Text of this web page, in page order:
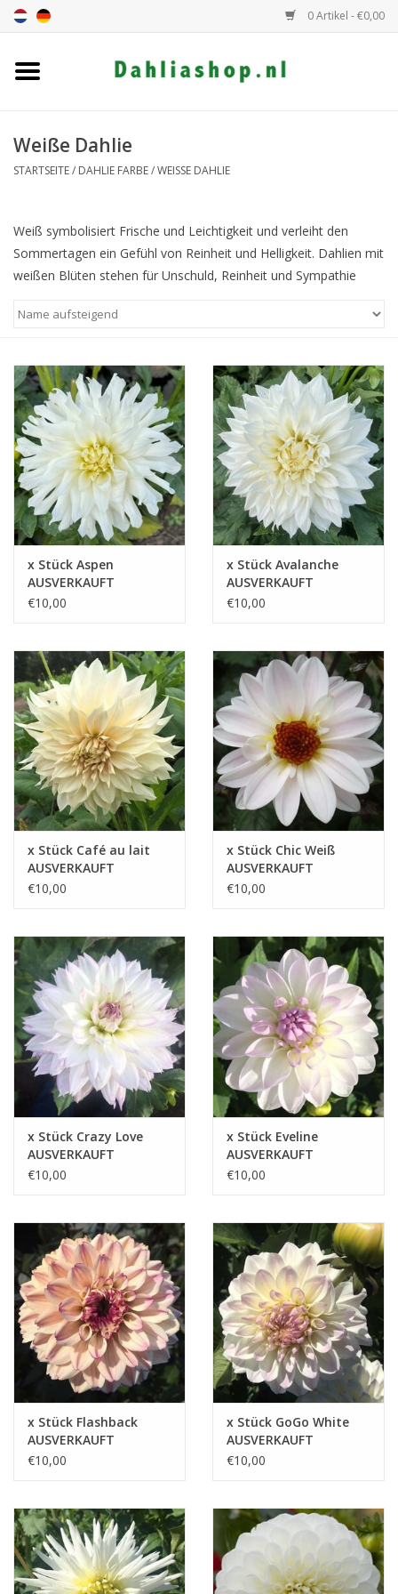
0 Artikel - €0,00
Dahlien Angebot
Dahlie Farbe
Dahlie Klasse
Allgemein
Blog
Weiße Dahlie
STARTSEITE/ DAHLIE FARBE/WEISSE DAHLIE
Weiß symbolisiert Frische und Leichtigkeit und verleiht den
Sommertagen ein Gefühl von Reinheit und Helligkeit. Dahlien mit
weißen Blüten stehen für Unschuld, Reinheit und Sympathie
x Stück Aspen
AUSVERKAUFT
€10,00
x Stück Avalanche
AUSVERKAUFT
€10,00
x Stück Café au lait
AUSVERKAUFT
€10,00
x Stück Chic Weiß
AUSVERKAUFT
€10,00
x Stück Crazy Love
AUSVERKAUFT
€10,00
x Stück Eveline
AUSVERKAUFT
€10,00
x Stück Flashback
AUSVERKAUFT
€10,00
x Stück GoGo White
AUSVERKAUFT
€10,00